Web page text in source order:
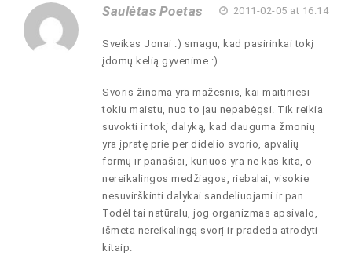
Saulėtas Poetas 2011-02-05 at 16:14
Sveikas Jonai :) smagu, kad pasirinkai tokį
įdomų kelią gyvenime :)
Svoris žinoma yra mažesnis, kai maitiniesi
tokiu maistu, nuo to jau nepabėgsi. Tik reikia
suvokti ir tokį dalyką, kad dauguma žmonių
yra įpratę prie per didelio svorio, apvalių
formų ir panašiai, kuriuos yra ne kas kita, o
nereikalingos medžiagos, riebalai, visokie
nesuvirškinti dalykai sandeliuojami ir pan.
Todėl tai natūralu, jog organizmas apsivalo,
išmeta nereikalingą svorį ir pradeda atrodyti
kitaip.